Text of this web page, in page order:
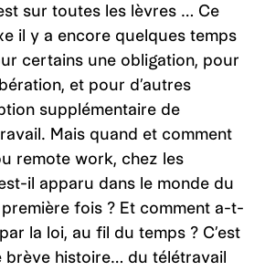
sur toutes les lèvres … Ce
il y a encore quelques temps
certains une obligation, pour
et pour d’autres
supplémentaire de
Mais quand et comment
remote work, chez les
il apparu dans le monde du
fois ? Et comment a-t-
la loi, au fil du temps ? C’est
brève histoire… du télétravail